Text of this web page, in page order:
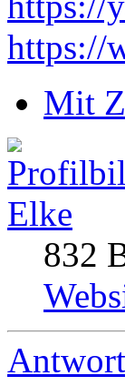
https://
Mit
Elke
832